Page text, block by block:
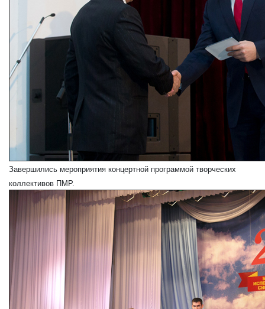
Завершились мероприятия концертной программой творческих
коллективов ПМР.